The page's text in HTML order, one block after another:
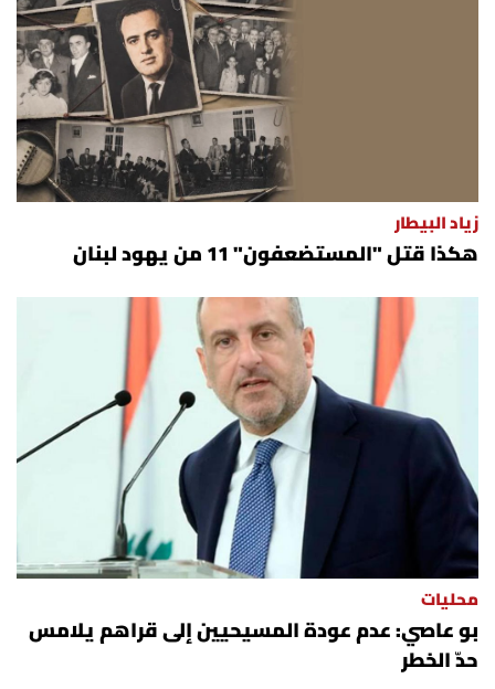
زياد البيطار
هكذا قتل "المستضعفون" 11 من يهود لبنان
محليات
بو عاصي: عدم عودة المسيحيين إلى قراهم يلامس
حدّ الخطر